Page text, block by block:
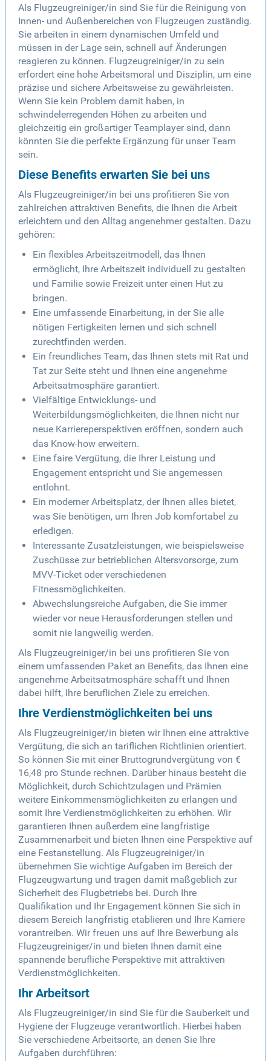
Als Flugzeugreiniger/in sind Sie für die Reinigung von
Innen- und Außenbereichen von Flugzeugen zuständig.
Sie arbeiten in einem dynamischen Umfeld und
müssen in der Lage sein, schnell auf Änderungen
reagieren zu können. Flugzeugreiniger/in zu sein
erfordert eine hohe Arbeitsmoral und Disziplin, um eine
präzise und sichere Arbeitsweise zu gewährleisten.
Wenn Sie kein Problem damit haben, in
schwindelerregenden Höhen zu arbeiten und
gleichzeitig ein großartiger Teamplayer sind, dann
könnten Sie die perfekte Ergänzung für unser Team
sein.
Diese Benefits erwarten Sie bei uns
Als Flugzeugreiniger/in bei uns profitieren Sie von
zahlreichen attraktiven Benefits, die Ihnen die Arbeit
erleichtern und den Alltag angenehmer gestalten. Dazu
gehören:
Ein flexibles Arbeitszeitmodell, das Ihnen
ermöglicht, Ihre Arbeitszeit individuell zu gestalten
und Familie sowie Freizeit unter einen Hut zu
bringen.
Eine umfassende Einarbeitung, in der Sie alle
nötigen Fertigkeiten lernen und sich schnell
zurechtfinden werden.
Ein freundliches Team, das Ihnen stets mit Rat und
Tat zur Seite steht und Ihnen eine angenehme
Arbeitsatmosphäre garantiert.
Vielfältige Entwicklungs- und
Weiterbildungsmöglichkeiten, die Ihnen nicht nur
neue Karriereperspektiven eröffnen, sondern auch
das Know-how erweitern.
Eine faire Vergütung, die Ihrer Leistung und
Engagement entspricht und Sie angemessen
entlohnt.
Ein moderner Arbeitsplatz, der Ihnen alles bietet,
was Sie benötigen, um Ihren Job komfortabel zu
erledigen.
Interessante Zusatzleistungen, wie beispielsweise
Zuschüsse zur betrieblichen Altersvorsorge, zum
MVV-Ticket oder verschiedenen
Fitnessmöglichkeiten.
Abwechslungsreiche Aufgaben, die Sie immer
wieder vor neue Herausforderungen stellen und
somit nie langweilig werden.
Als Flugzeugreiniger/in bei uns profitieren Sie von
einem umfassenden Paket an Benefits, das Ihnen eine
angenehme Arbeitsatmosphäre schafft und Ihnen
dabei hilft, Ihre beruflichen Ziele zu erreichen.
Ihre Verdienstmöglichkeiten bei uns
Als Flugzeugreiniger/in bieten wir Ihnen eine attraktive
Vergütung, die sich an tariflichen Richtlinien orientiert.
So können Sie mit einer Bruttogrundvergütung von €
16,48 pro Stunde rechnen. Darüber hinaus besteht die
Möglichkeit, durch Schichtzulagen und Prämien
weitere Einkommensmöglichkeiten zu erlangen und
somit Ihre Verdienstmöglichkeiten zu erhöhen. Wir
garantieren Ihnen außerdem eine langfristige
Zusammenarbeit und bieten Ihnen eine Perspektive auf
eine Festanstellung. Als Flugzeugreiniger/in
übernehmen Sie wichtige Aufgaben im Bereich der
Flugzeugwartung und tragen damit maßgeblich zur
Sicherheit des Flugbetriebs bei. Durch Ihre
Qualifikation und Ihr Engagement können Sie sich in
diesem Bereich langfristig etablieren und Ihre Karriere
vorantreiben. Wir freuen uns auf Ihre Bewerbung als
Flugzeugreiniger/in und bieten Ihnen damit eine
spannende berufliche Perspektive mit attraktiven
Verdienstmöglichkeiten.
Ihr Arbeitsort
Als Flugzeugreiniger/in sind Sie für die Sauberkeit und
Hygiene der Flugzeuge verantwortlich. Hierbei haben
Sie verschiedene Arbeitsorte, an denen Sie Ihre
Aufgaben durchführen: